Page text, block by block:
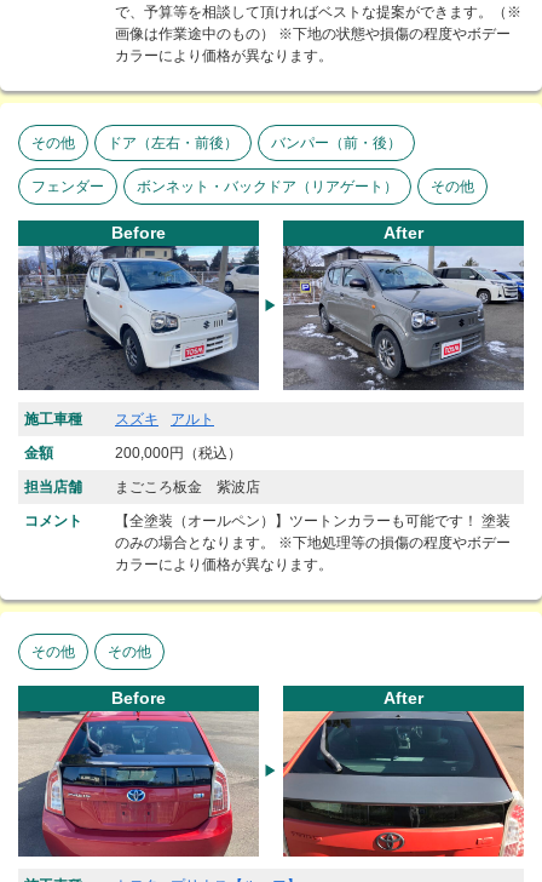
で、予算等を相談して頂ければベストな提案ができます。（※
画像は作業途中のもの） ※下地の状態や損傷の程度やボデー
カラーにより価格が異なります。
その他 ドア（左右・前後） バンパー（前・後）
フェンダー ボンネット・バックドア（リアゲート） その他
Before After
施工車種 スズキ
アルト
金額
200,000円（税込）
担当店舗
まごころ板金 紫波店
コメント
【全塗装（オールペン）】ツートンカラーも可能です！ 塗装
のみの場合となります。 ※下地処理等の損傷の程度やボデー
カラーにより価格が異なります。
その他 その他
Before After